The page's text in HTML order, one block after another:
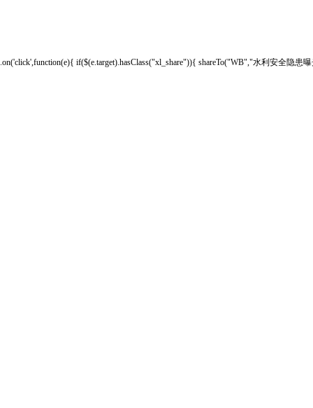
.on('click',function(e){ if($(e.target).hasClass("xl_share")){ shareTo("WB","水利安全隐